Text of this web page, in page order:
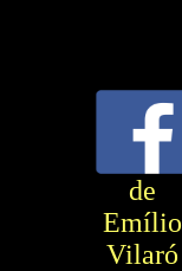
de
Emílio
Vilaró